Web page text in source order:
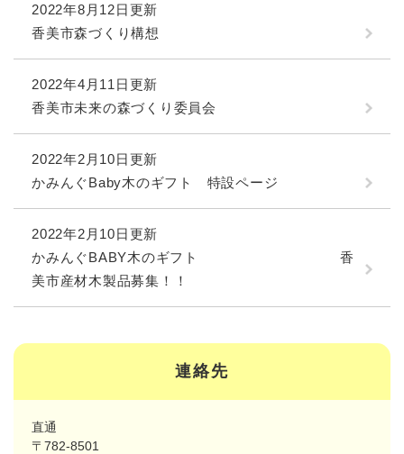
2022年8月12日更新
香美市森づくり構想
2022年4月11日更新
香美市未来の森づくり委員会
2022年2月10日更新
かみんぐBaby木のギフト 特設ページ
2022年2月10日更新
かみんぐBABY木のギフト 香
美市産材木製品募集！！
連絡先
直通
〒782-8501